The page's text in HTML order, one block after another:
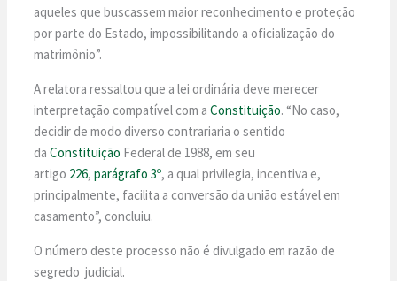
aqueles que buscassem maior reconhecimento e proteção
por parte do Estado, impossibilitando a oficialização do
matrimônio”.
A relatora ressaltou que a lei ordinária deve merecer
interpretação compatível com aConstituição. “No caso,
decidir de modo diverso contrariaria o sentido
daConstituição Federal de 1988, em seu
artigo 226,parágrafo 3º, a qual privilegia, incentiva e,
principalmente, facilita a conversão da união estável em
casamento”, concluiu.
O número deste processo não é divulgado em razão de
segredo judicial.